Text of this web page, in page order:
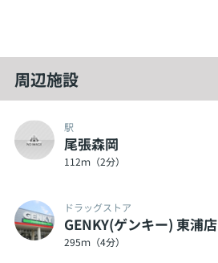
周辺施設
駅
尾張森岡
112ｍ（2分）
ドラッグストア
GENKY(ゲンキー) 東浦店
295ｍ（4分）